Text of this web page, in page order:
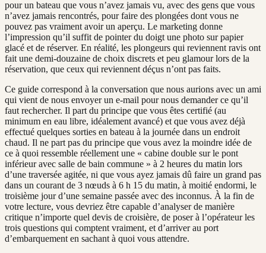
pour un bateau que vous n’avez jamais vu, avec des gens que vous
n’avez jamais rencontrés, pour faire des plongées dont vous ne
pouvez pas vraiment avoir un aperçu. Le marketing donne
l’impression qu’il suffit de pointer du doigt une photo sur papier
glacé et de réserver. En réalité, les plongeurs qui reviennent ravis ont
fait une demi-douzaine de choix discrets et peu glamour lors de la
réservation, que ceux qui reviennent déçus n’ont pas faits.
Ce guide correspond à la conversation que nous aurions avec un ami
qui vient de nous envoyer un e-mail pour nous demander ce qu’il
faut rechercher. Il part du principe que vous êtes certifié (au
minimum en eau libre, idéalement avancé) et que vous avez déjà
effectué quelques sorties en bateau à la journée dans un endroit
chaud. Il ne part pas du principe que vous avez la moindre idée de
ce à quoi ressemble réellement une « cabine double sur le pont
inférieur avec salle de bain commune » à 2 heures du matin lors
d’une traversée agitée, ni que vous ayez jamais dû faire un grand pas
dans un courant de 3 nœuds à 6 h 15 du matin, à moitié endormi, le
troisième jour d’une semaine passée avec des inconnus. À la fin de
votre lecture, vous devriez être capable d’analyser de manière
critique n’importe quel devis de croisière, de poser à l’opérateur les
trois questions qui comptent vraiment, et d’arriver au port
d’embarquement en sachant à quoi vous attendre.